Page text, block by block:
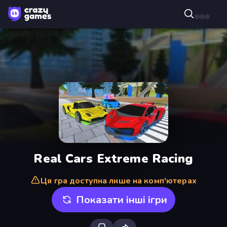
Real Cars Extreme Racing
Ця гра доступна лише на комп'ютерах
Показати інші ігри